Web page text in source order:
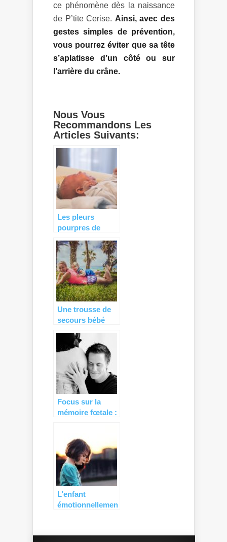
ce phénomène dès la naissance
de P’tite Cerise. Ainsi, avec des
gestes simples de prévention,
vous pourrez éviter que sa tête
s’aplatisse d’un côté ou sur
l’arrière du crâne.
Nous Vous
Recommandons Les
Articles Suivants:
Les pleurs
pourpres de
normale !
Une trousse de
secours bébé
naturelle !
Focus sur la
mémoire fœtale :
L’enfant
émotionnellement